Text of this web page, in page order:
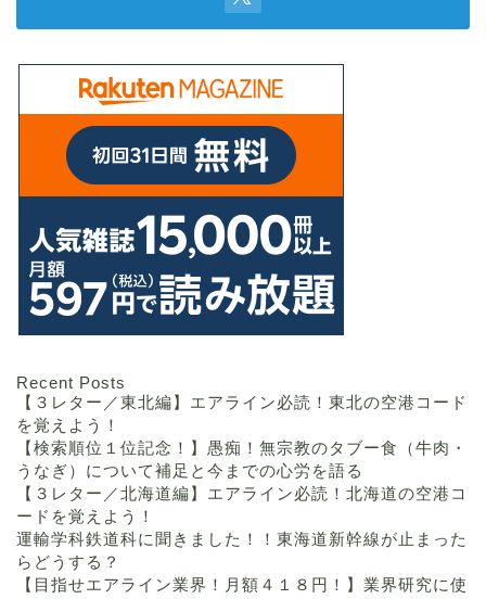
Recent Posts
【３レター／東北編】エアライン必読！東北の空港コード
を覚えよう！
【検索順位１位記念！】愚痴！無宗教のタブー食（牛肉・
うなぎ）について補足と今までの心労を語る
【３レター／北海道編】エアライン必読！北海道の空港コ
ードを覚えよう！
運輸学科鉄道科に聞きました！！東海道新幹線が止まった
らどうする？
【目指せエアライン業界！月額４１８円！】業界研究に使